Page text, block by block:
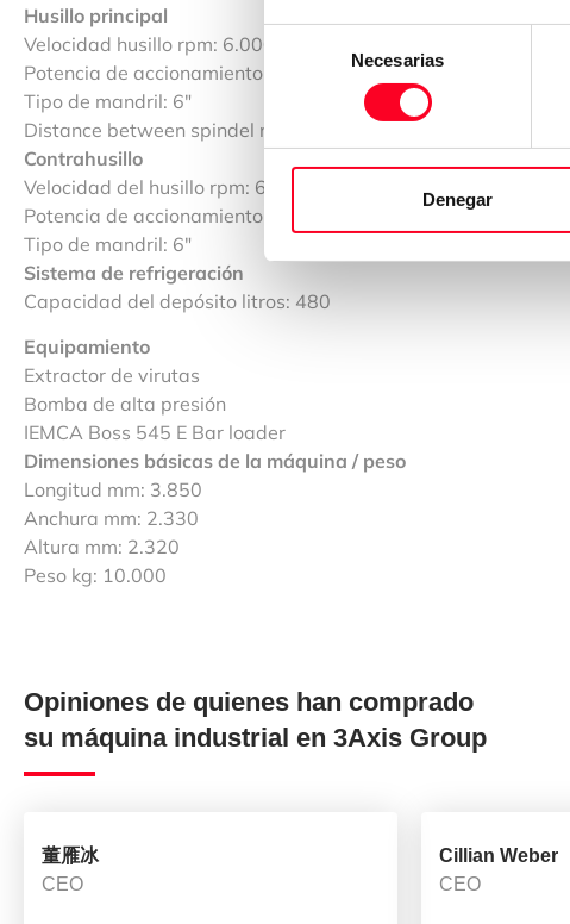
consentimiento
Necesarias
Denegar
Husillo principal
Velocidad husillo rpm: 6.000
Potencia de accionamiento del husillo kW: 15/11
Tipo de mandril: 6″
Distance between spindel nose: max. 1.070 mm / min. 195 mm
Contrahusillo
Velocidad del husillo rpm: 6.000
Potencia de accionamiento del husillo kW: 15/11
Tipo de mandril: 6″
Sistema de refrigeración
Capacidad del depósito litros: 480
Equipamiento
Extractor de virutas
Bomba de alta presión
IEMCA Boss 545 E Bar loader
Dimensiones básicas de la máquina / peso
Longitud mm: 3.850
Anchura mm: 2.330
Altura mm: 2.320
Peso kg: 10.000
Opiniones de quienes han comprado
su máquina industrial en 3Axis Group
董雁冰
CEO
Cillian Weber
CEO